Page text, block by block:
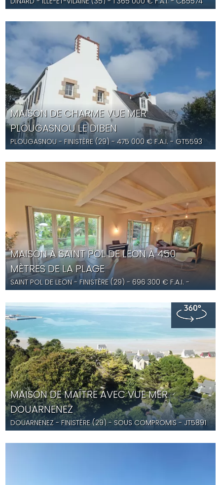
MAISON DE CHARME VUE MER
PLOUGASNOU LE DIBEN
PLOUGASNOU- FINISTÈRE (29) -475 000 € F.A.I. - GT5593
MAISON À SAINT POL DE LEON À 450
MÈTRES DE LA PLAGE
SAINT POL DE LEON- FINISTÈRE (29) - 696 300 € F.A.I. -
CC4566
MAISON DE MAÎTRE AVEC VUE MER
DOUARNENEZ
DOUARNENEZ - FINISTÈRE (29) -SOUS COMPROMIS- JT5891